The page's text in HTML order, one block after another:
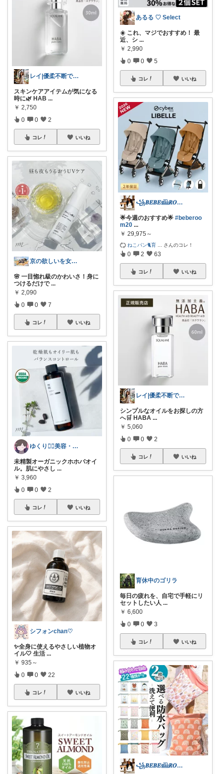
レイ|優柔不断で選べない🥲
スキンケアアイテムが気になる
時に🌿 HAB ...
￥ 2,750
0 0 2
コレ いいね
京の欲しいを女性に向けて
🌸 一目惚れ級のかわいさ！身に
つけるだけで ...
￥ 2,090
0 0 7
コレ いいね
ゆくり🐕‍🦺美容・便利雑貨🤍
未精製オーガニックホホバオイ
ル。肌にやさし ...
￥ 3,960
0 0 2
コレ いいね
シフォンchan♡
✨全身に使えるやさしい植物オ
イル🤍 生活 ...
￥ 935～
0 0 22
コレ いいね
あるる ♡ Select
☀️ これ、マジでおすすめ！ 最
近、シ ...
￥ 2,990
0 0 5
コレ いいね
꧁𝑩𝑬𝑩𝑬𓊝𝑹𝑶𝑶𝑴꧂
🌟今週のおすすめ🌟 #beberoo
m20 ...
￥ 29,975～
ねこパン🐈育 さんのコレ！
0 2 63
コレ いいね
レイ|優柔不断で選べない🥲
シンプルなオイルをお探しの方
へ🛒 HABA ...
￥ 5,060
0 0 2
コレ いいね
育休中のゴリラ
毎日の疲れを、自宅で手軽にリ
セットしたい人 ...
￥ 6,600
0 0 3
コレ いいね
꧁𝑩𝑬𝑩𝑬𓊝𝑹𝑶𝑶𝑴꧂